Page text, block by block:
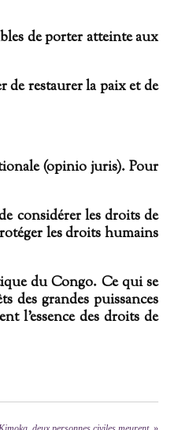
de porter atteinte aux
de restaurer la paix et de
(opinio juris). Pour
considérer les droits de
les droits humains
du Congo. Ce qui se
des grandes puissances
l’essence des droits de